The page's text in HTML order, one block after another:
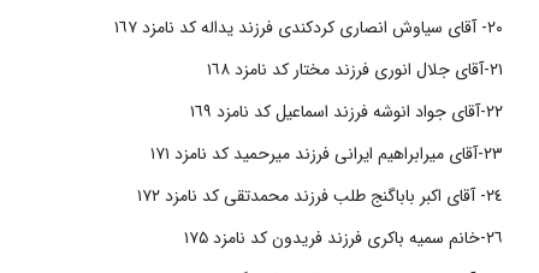
٢٠- آقای سیاوش انصاری کردکندی فرزند یداله کد نامزد ١٦٧
٢١-آقای جلال انوری فرزند مختار کد نامزد ١٦٨
٢٢-آقای جواد انوشه فرزند اسماعیل کد نامزد ١٦٩
٢٣-آقای میرابراهیم ایرانی فرزند میرحمید کد نامزد ١٧١
٢٤- آقای اکبر باباگنج طلب فرزند محمدتقی کد نامزد ١٧٢
٢٦-خانم سمیه باکری فرزند فریدون کد نامزد ۱۷۵